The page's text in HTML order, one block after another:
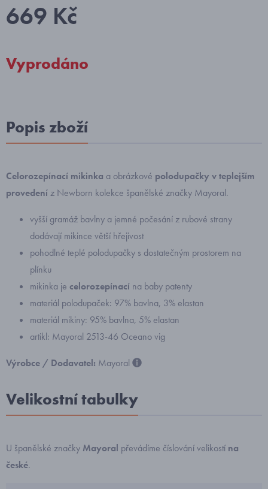
669 Kč
Vyprodáno
Popis zboží
Celorozepínací mikinka a obrázkové polodupačky v teplejším
provedeníz Newborn kolekce španělské značky Mayoral.
vyšší gramáž bavlny a jemné počesání z rubové strany
dodávají mikince větší hřejivost
pohodlné teplé polodupačky s dostatečným prostorem na
plínku
mikinka je celorozepínací na baby patenty
materiál polodupaček: 97% bavlna, 3% elastan
materiál mikiny: 95% bavlna, 5% elastan
artikl: Mayoral 2513-46 Oceano vig
Výrobce / Dodavatel: Mayoral
Velikostní tabulky
U španělské značky Mayoral převádíme číslování velikostí na
české.